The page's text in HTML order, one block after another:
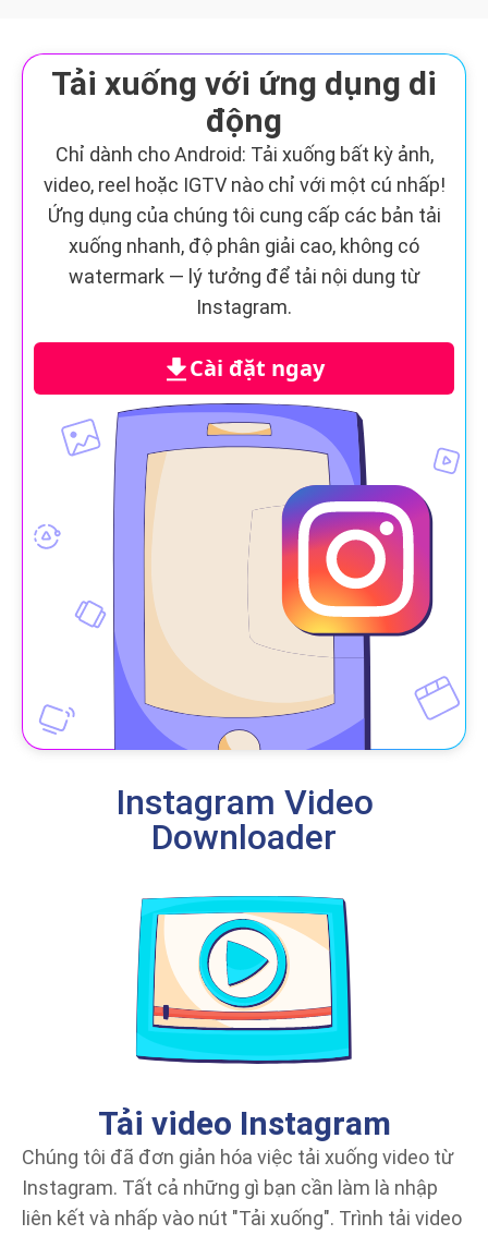
Tải xuống với ứng dụng di
động
Chỉ dành cho Android: Tải xuống bất kỳ ảnh,
video, reel hoặc IGTV nào chỉ với một cú nhấp!
Ứng dụng của chúng tôi cung cấp các bản tải
xuống nhanh, độ phân giải cao, không có
watermark — lý tưởng để tải nội dung từ
Instagram.
Cài đặt ngay
Instagram Video
Downloader
Tải video Instagram
Chúng tôi đã đơn giản hóa việc tải xuống video từ
Instagram. Tất cả những gì bạn cần làm là nhập
liên kết và nhấp vào nút "Tải xuống". Trình tải video